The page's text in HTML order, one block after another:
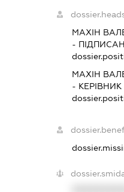
МАХІН
-
МАХІН
- КЕРІВНИК